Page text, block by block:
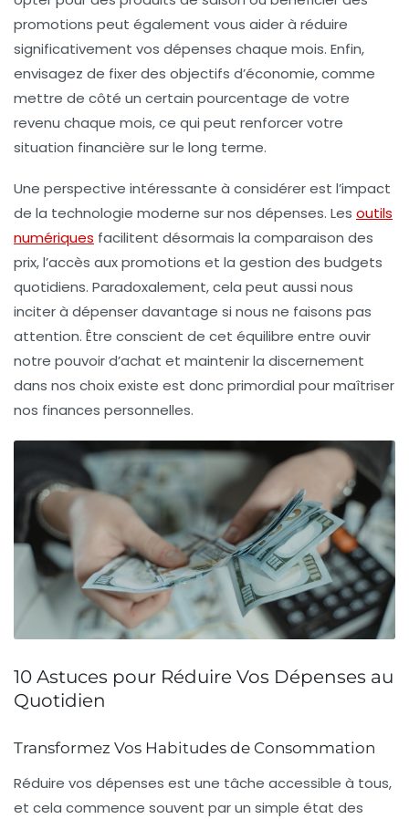
promotions peut également vous aider à réduire
significativement vos dépenses chaque mois. Enfin,
envisagez de fixer des objectifs d’économie, comme
mettre de côté un certain pourcentage de votre
revenu chaque mois, ce qui peut renforcer votre
situation financière sur le long terme.
Une perspective intéressante à considérer est l’impact
de la technologie moderne sur nos dépenses. Les outils
numériques facilitent désormais la comparaison des
prix, l’accès aux promotions et la gestion des budgets
quotidiens. Paradoxalement, cela peut aussi nous
inciter à dépenser davantage si nous ne faisons pas
attention. Être conscient de cet équilibre entre ouvir
notre pouvoir d’achat et maintenir la discernement
dans nos choix existe est donc primordial pour maîtriser
nos finances personnelles.
10 Astuces pour Réduire Vos Dépenses au
Quotidien
Transformez Vos Habitudes de Consommation
Réduire vos dépenses est une tâche accessible à tous,
et cela commence souvent par un simple état des